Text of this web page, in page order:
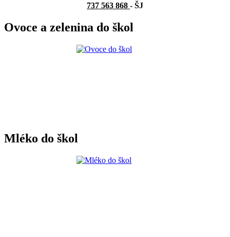
737 563 868 - ŠJ
Ovoce a zelenina do škol
Mléko do škol